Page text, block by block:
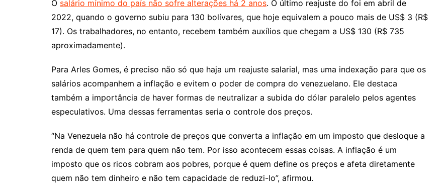
O salário mínimo do país não sofre alterações há 2 anos. O último reajuste do foi em abril de
2022, quando o governo subiu para 130 bolívares, que hoje equivalem a pouco mais de US$ 3 (R$
17). Os trabalhadores, no entanto, recebem também auxílios que chegam a US$ 130 (R$ 735
aproximadamente).
Para Arles Gomes, é preciso não só que haja um reajuste salarial, mas uma indexação para que os
salários acompanhem a inflação e evitem o poder de compra do venezuelano. Ele destaca
também a importância de haver formas de neutralizar a subida do dólar paralelo pelos agentes
especulativos. Uma dessas ferramentas seria o controle dos preços.
“Na Venezuela não há controle de preços que converta a inflação em um imposto que desloque a
renda de quem tem para quem não tem. Por isso acontecem essas coisas. A inflação é um
imposto que os ricos cobram aos pobres, porque é quem define os preços e afeta diretamente
quem não tem dinheiro e não tem capacidade de reduzi-lo”, afirmou.